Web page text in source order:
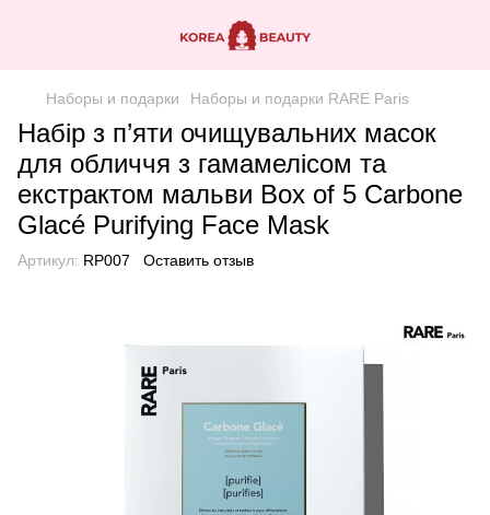
Наборы и подарки Наборы и подарки RARE Paris
Набір з п’яти очищувальних масок
для обличчя з гамамелісом та
екстрактом мальви Box of 5 Carbone
Glacé Purifying Face Mask
Артикул: RP007 Оставить отзыв